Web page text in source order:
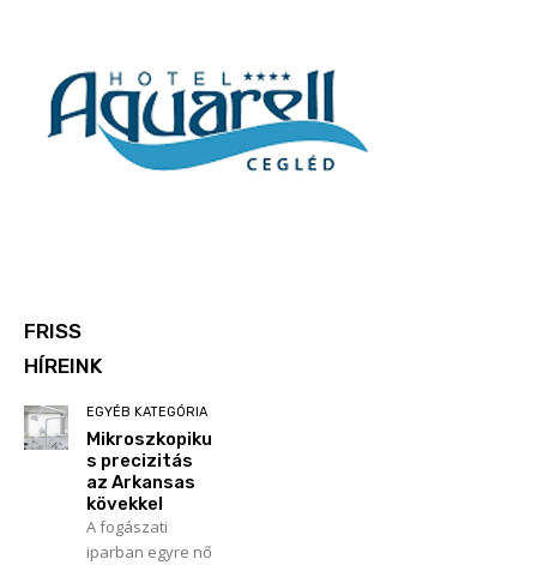
FRISS
HÍREINK
EGYÉB KATEGÓRIA
Mikroszkopiku
s precizitás
az Arkansas
kövekkel
A fogászati
iparban egyre nő